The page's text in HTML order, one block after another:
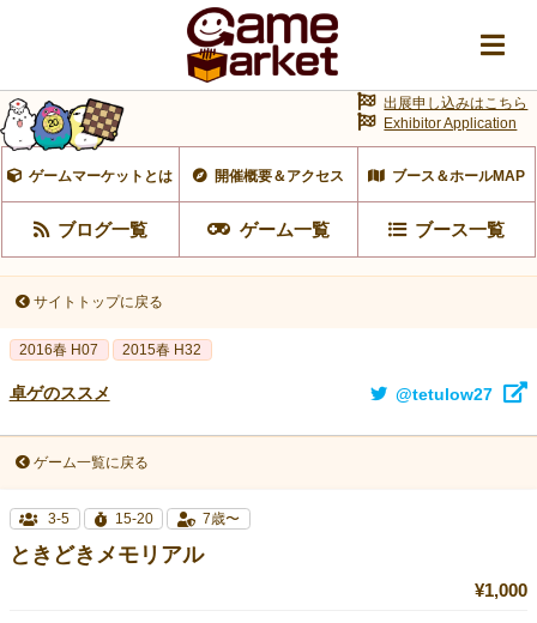
ゲームマーケットとは 開催概要＆アクセス ブース＆ホールMAP
ブログ一覧 ゲーム一覧 ブース一覧
出展申し込みはこちら
Exhibitor Application
サイトトップに戻る
2016春 H07 2015春 H32
卓ゲのススメ @tetulow27
ゲーム一覧に戻る
3-5 15-20 7歳〜
ときどきメモリアル
¥1,000